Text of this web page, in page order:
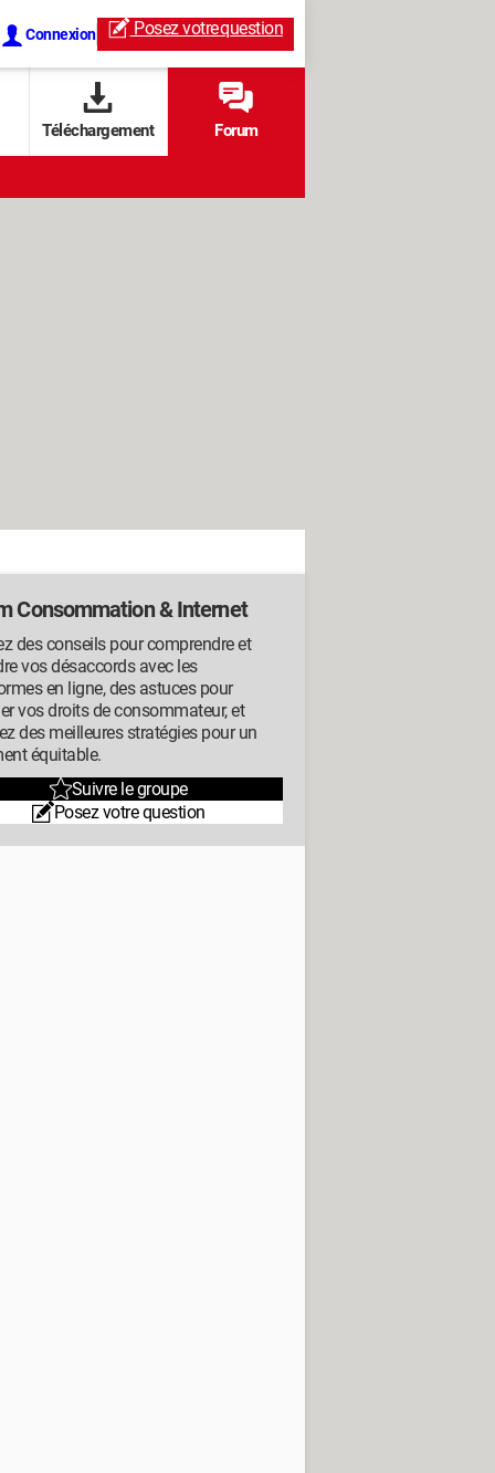
Connexion Posez votrequestion
Téléchargement Forum
Consommation & Internet
des conseils pour comprendre et
vos désaccords avec les
en ligne, des astuces pour
vos droits de consommateur, et
des meilleures stratégies pour un
équitable.
Suivre le groupe
Posez votre question